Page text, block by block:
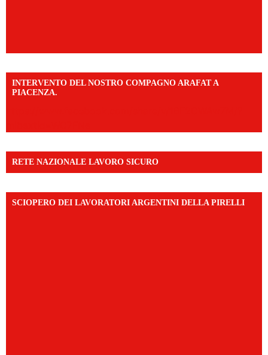
INTERVENTO DEL NOSTRO COMPAGNO ARAFAT A
PIACENZA.
RETE NAZIONALE LAVORO SICURO
SCIOPERO DEI LAVORATORI ARGENTINI DELLA PIRELLI